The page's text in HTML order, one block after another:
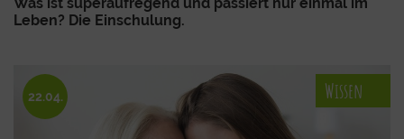
Was ist superaufregend und passiert nur einmal im
Leben? Die Einschulung.
22.04. Wissen